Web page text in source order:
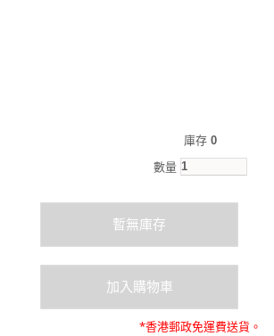
庫存 0
數量
*香港郵政免運費送貨。